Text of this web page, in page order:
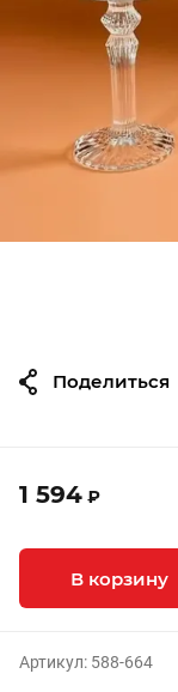
1 594 ₽
В корзину
Артикул: 588-664
Поделиться